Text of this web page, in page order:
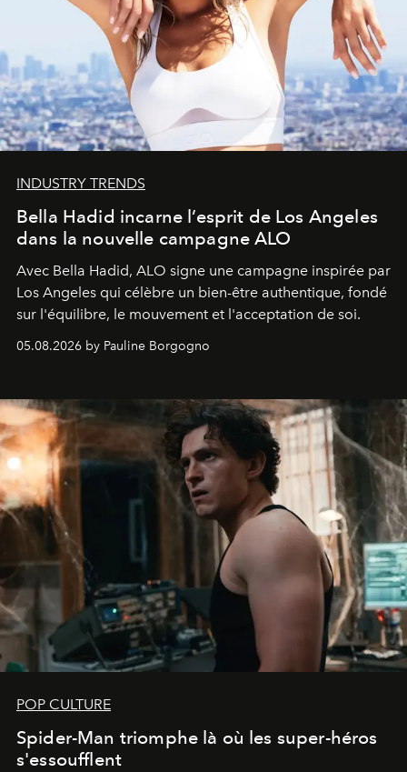
INDUSTRY TRENDS
Bella Hadid incarne l’esprit de Los Angeles
dans la nouvelle campagne ALO
Avec Bella Hadid, ALO signe une campagne inspirée par
Los Angeles qui célèbre un bien-être authentique, fondé
sur l'équilibre, le mouvement et l'acceptation de soi.
05.08.2026 by Pauline Borgogno
POP CULTURE
Spider-Man triomphe là où les super-héros
s'essoufflent